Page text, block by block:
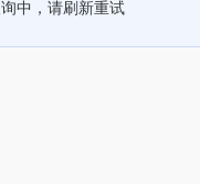
中，请刷新重试